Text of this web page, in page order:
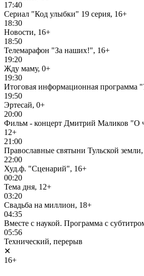
17:40
Сериал "Код улыбки" 19 серия, 16+
18:30
Новости, 16+
18:50
Телемарафон "За наших!", 16+
19:20
Жду маму, 0+
19:30
Итоговая информационная программа
19:50
Эртесай, 0+
20:00
Фильм - концерт Дмитрий Маликов "О
12+
21:00
Православные святыни Тульской
22:00
Худ.ф. "Сценарий", 16+
00:20
Тема дня, 12+
03:20
Свадьба на миллион, 18+
04:35
Вместе с наукой. Программа с
05:56
Технический, перерыв
✕
16+